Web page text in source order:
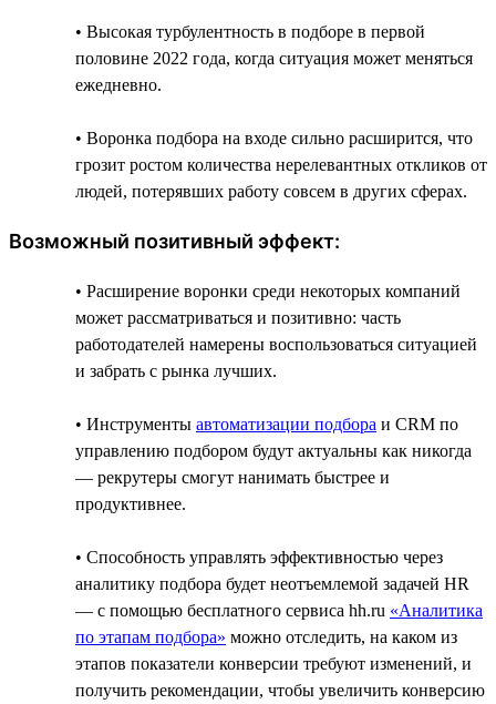
• Высокая турбулентность в подборе в первой
половине 2022 года, когда ситуация может меняться
ежедневно.
• Воронка подбора на входе сильно расширится, что
грозит ростом количества нерелевантных откликов от
людей, потерявших работу совсем в других сферах.
Возможный позитивный эффект:
• Расширение воронки среди некоторых компаний
может рассматриваться и позитивно: часть
работодателей намерены воспользоваться ситуацией
и забрать с рынка лучших.
• Инструменты автоматизации подбора и CRM по
управлению подбором будут актуальны как никогда
— рекрутеры смогут нанимать быстрее и
продуктивнее.
• Способность управлять эффективностью через
аналитику подбора будет неотъемлемой задачей HR
— с помощью бесплатного сервиса hh.ru «Аналитика
по этапам подбора» можно отследить, на каком из
этапов показатели конверсии требуют изменений, и
получить рекомендации, чтобы увеличить конверсию